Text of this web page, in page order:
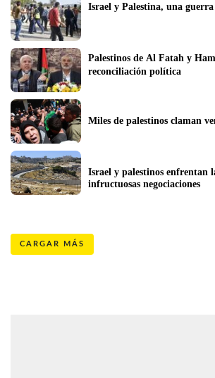
Israel y Palestina, una
Palestinos de Al Fatah y
reconciliación política
Miles de palestinos claman
Israel y palestinos enfrentan
infructuosas negociaciones
CARGAR MÁS